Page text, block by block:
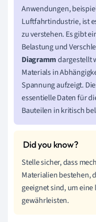
Anwendungen,
Luftfahrtindustrie, ist
zu verstehen. Es gibt
Belastung und
Diagrammdargestellt
Materials in
Spannung aufzeigt.
essentielle Daten für
Bauteilen in kritisch
Stelle sicher, dass
Materialien bestehen,
geeignet sind, um
gewährleisten.